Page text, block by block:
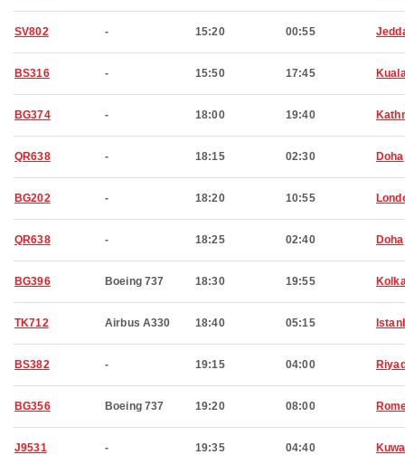
SV802 - 15:20 00:55
BS316 - 15:50 17:45
BG374 - 18:00 19:40
QR638 - 18:15 02:30 Doha
BG202 - 18:20 10:55
QR638 - 18:25 02:40 Doha
BG396 Boeing 737 18:30 19:55
TK712 Airbus A330 18:40 05:15
BS382 - 19:15 04:00
BG356 Boeing 737 19:20 08:00
J9531 - 19:35 04:40